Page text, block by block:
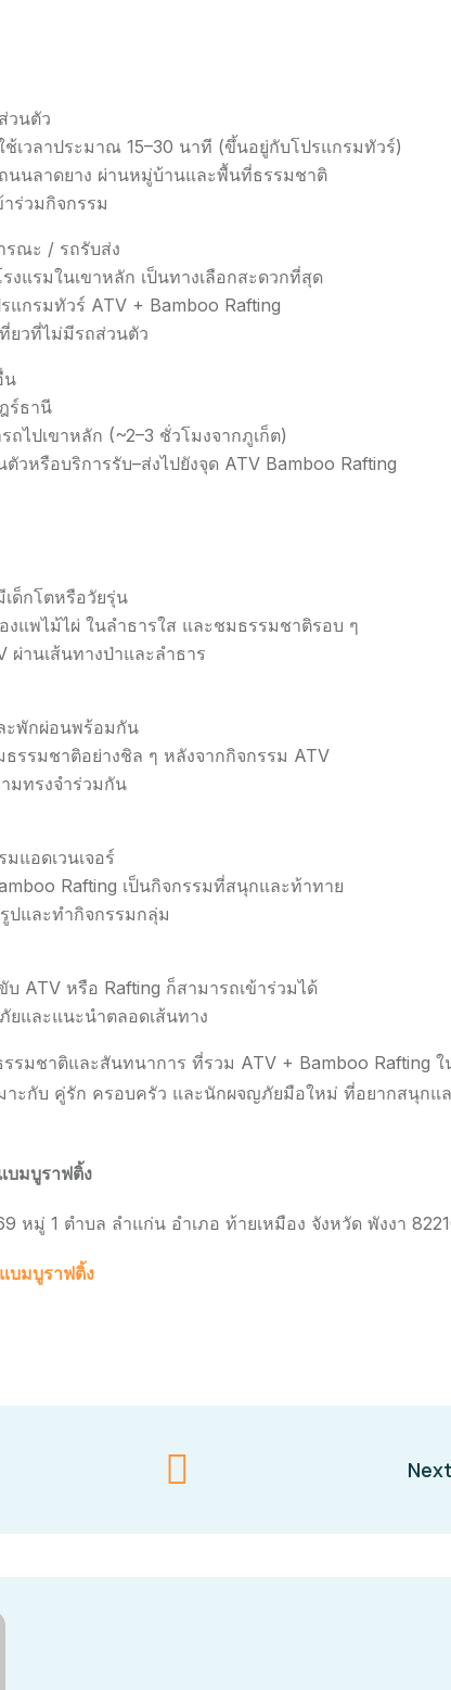
วนตัว
ช้เวลาประมาณ 15–30 นาที (ขึ้นอยู่กับโปรแกรมทัวร์)
นนลาดยาง ผ่านหมู่บ้านและพื้นที่ธรรมชาติ
ร่วมกิจกรรม
รณะ / รถรับส่ง
งแรมในเขาหลัก เป็นทางเลือกสะดวกที่สุด
แกรมทัวร์ ATV + Bamboo Rafting
ยวที่ไม่มีรถส่วนตัว
น
ร์ธานี
ถไปเขาหลัก (~2–3 ชั่วโมงจากภูเก็ต)
วหรือบริการรับ–ส่งไปยังจุด ATV Bamboo Rafting
ด็กโตหรือวัยรุ่น
งแพไม้ไผ่ ในลำธารใส และชมธรรมชาติรอบ ๆ
านเส้นทางป่าและลำธาร
ะพักผ่อนพร้อมกัน
รรมชาติอย่างชิล ๆ หลังจากกิจกรรม ATV
มทรงจำร่วมกัน
แอดเวนเจอร์
Rafting เป็นกิจกรรมที่สนุกและท้าทาย
ปและทำกิจกรรมกลุ่ม
ATV หรือ Rafting ก็สามารถเข้าร่วมได้
และแนะนำตลอดเส้นทาง
รมชาติและสันทนาการ ที่รวม ATV + Bamboo Rafting ใ
าะกับ คู่รัก ครอบครัว และนักผจญภัยมือใหม่ ที่อยากสนุกแ
บมบูราฟติ้ง
หมู่ 1 ตำบล ลำแก่น อำเภอ ท้ายเหมือง จังหวัด พังงา
บมบูราฟติ้ง